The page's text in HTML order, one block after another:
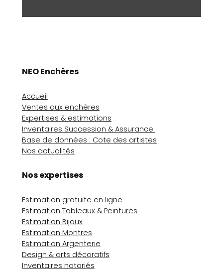
NEO Enchères
Accueil
Ventes aux enchères
Expertises & estimations
Inventaires Succession & Assurance
Base de données : Cote des artistes
Nos actualités
Nos expertises
Estimation gratuite en ligne
Estimation Tableaux & Peintures
Estimation Bijoux
Estimation Montres
Estimation Argenterie
Design & arts décoratifs
Inventaires notariés